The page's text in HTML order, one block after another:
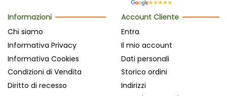
Informazioni
Chi siamo
Informativa Privacy
Informativa Cookies
Condizioni di Vendita
Diritto di recesso
Account Cliente
Entra
Il mio account
Dati personali
Storico ordini
Indirizzi